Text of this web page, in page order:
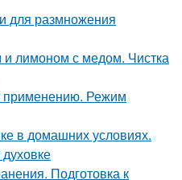
для размножения
и лимоном с медом. Чистка
применению. Режим
в домашних условиях.
Подготовка к